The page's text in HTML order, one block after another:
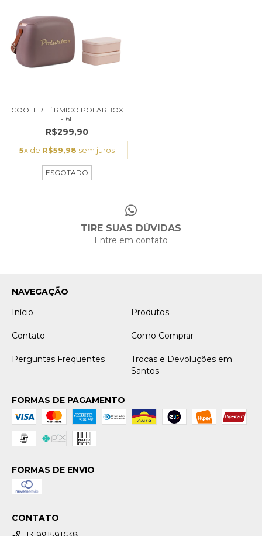
COOLER TÉRMICO POLARBOX
- 6L
R$299,90
5x de R$59,98 sem juros
ESGOTADO
TIRE SUAS DÚVIDAS
Entre em contato
NAVEGAÇÃO
Início
Produtos
Contato Como Comprar
Perguntas Frequentes
Trocas e Devoluções em
Santos
FORMAS DE PAGAMENTO
FORMAS DE ENVIO
CONTATO